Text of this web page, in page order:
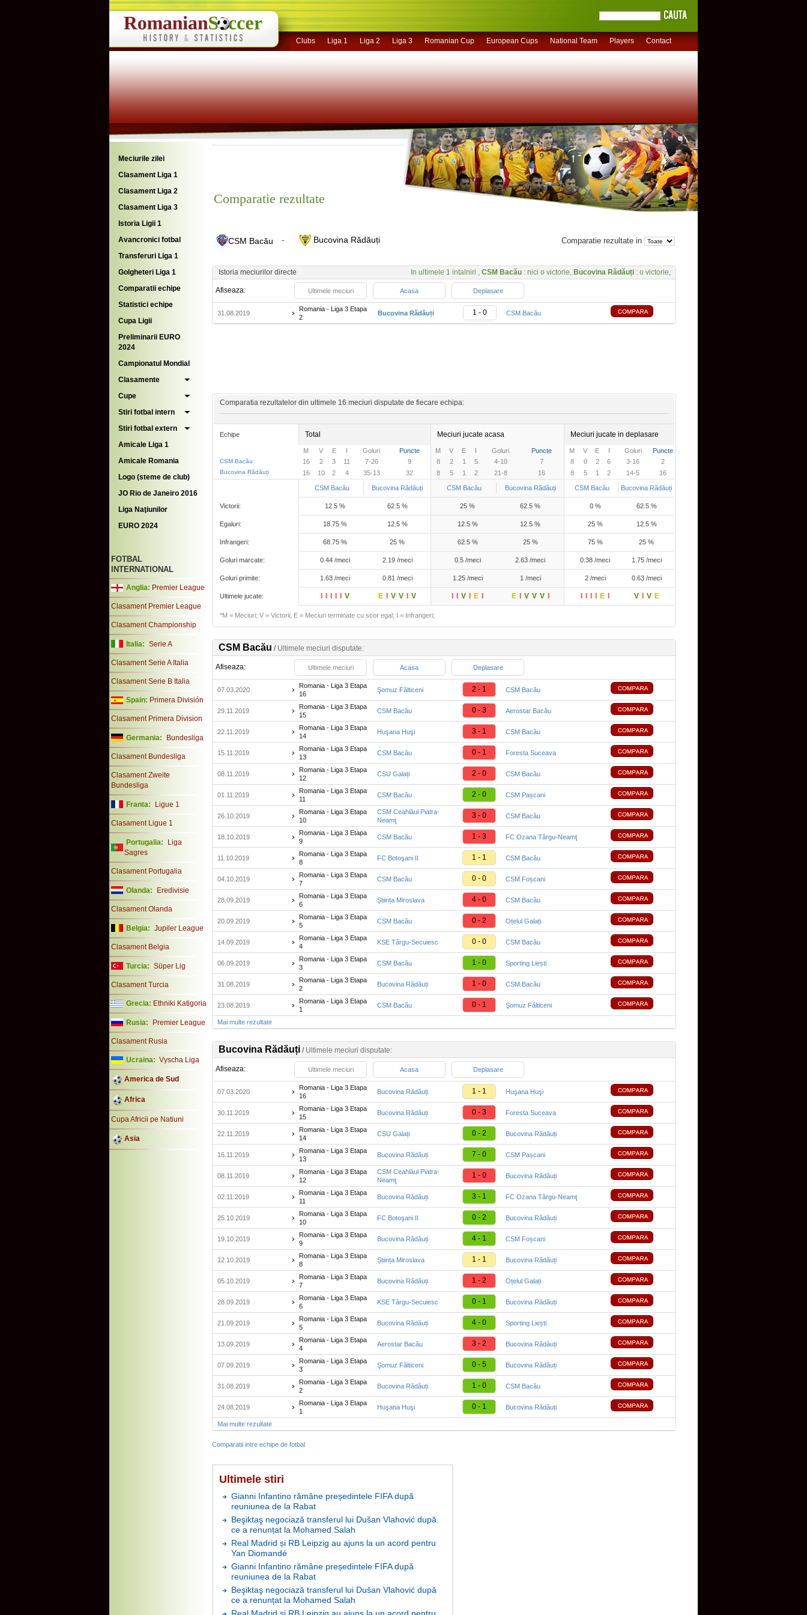
Clubs Liga 1 Liga 2 Liga 3 Romanian Cup European Cups National Team Players Contact
Meciurile zilei
Clasament Liga 1
Clasament Liga 2
Clasament Liga 3
Istoria Ligii 1
Avancronici fotbal
Transferuri Liga 1
Golgheteri Liga 1
Comparatii echipe
Statistici echipe
Cupa Ligii
Preliminarii EURO
2024
Campionatul Mondial
Clasamente
Cupe
Stiri fotbal intern
Stiri fotbal extern
Amicale Liga 1
Amicale Romania
Logo (steme de club)
JO Rio de Janeiro 2016
Liga Naţiunilor
EURO 2024
FOTBAL
INTERNATIONAL
Anglia: Premier League
Clasament Premier League
Clasament Championship
Italia: Serie A
Clasament Serie A Italia
Clasament Serie B Italia
Spain: Primera División
Clasament Primera Division
Germania: Bundesliga
Clasament Bundesliga
Clasament Zweite
Bundesliga
Franta: Ligue 1
Clasament Ligue 1
Portugalia:
Liga
Sagres
Clasament Portugalia
Olanda: Eredivisie
Clasament Olanda
Belgia: Jupiler League
Clasament Belgia
Turcia: Süper Lig
Clasament Turcia
Grecia: Ethniki Katigoria
Rusia: Premier League
Clasament Rusia
Ucraina: Vyscha Liga
America de Sud
Africa
Cupa Africii pe Natiuni
Asia
Comparatie rezultate
CSM Bacău - Bucovina Rădăuți Comparatie rezultate in
Istoria meciurilor directe In ultimele 1 intalniri , CSM Bacău : nici o victorie, Bucovina Rădăuți : o victorie,
Afiseaza: Ultimele meciuri Acasa Deplasare
31.08.2019
Romania - Liga 3 Etapa
2
Bucovina Rădăuți 1 - 0 CSM Bacău
Comparatia rezultatelor din ultimele 16 meciuri disputate de fiecare echipa:
Echipe Total Meciuri jucate acasa Meciuri jucate in deplasare
M V E I Goluri Puncte M V E I Goluri Puncte M V E I Goluri Puncte
CSM Bacău 16 2 3 11 7-26 9 8 2 1 5 4-10 7 8 0 2 6 3-16 2
Bucovina Rădăuți 16 10 2 4 35-13 32 8 5 1 2 21-8 16 8 5 1 2 14-5 16
CSM Bacău Bucovina Rădăuți CSM Bacău Bucovina Rădăuți CSM Bacău Bucovina Rădăuți
Victorii: 12.5 % 62.5 % 25 % 62.5 % 0 % 62.5 %
Egaluri: 18.75 % 12.5 % 12.5 % 12.5 % 25 % 12.5 %
Infrangeri: 68.75 % 25 % 62.5 % 25 % 75 % 25 %
Goluri marcate: 0.44 /meci 2.19 /meci 0.5 /meci 2.63 /meci 0.38 /meci 1.75 /meci
Goluri primite: 1.63 /meci 0.81 /meci 1.25 /meci 1 /meci 2 /meci 0.63 /meci
Ultimele jucate: V E V V V V E E V V V E V V E
*M = Meciuri; V = Victorii; E = Meciuri terminate cu scor egal; I = Infrangeri;
CSM Bacău / Ultimele meciuri disputate:
Afiseaza: Ultimele meciuri Acasa Deplasare
07.03.2020
Romania - Liga 3 Etapa
16
Şomuz Fălticeni 2 - 1 CSM Bacău
29.11.2019
Romania - Liga 3 Etapa
15
CSM Bacău 0 - 3 Aerostar Bacău
22.11.2019
Romania - Liga 3 Etapa
14
Huşana Huşi 3 - 1 CSM Bacău
15.11.2019
Romania - Liga 3 Etapa
13
CSM Bacău 0 - 1 Foresta Suceava
08.11.2019
Romania - Liga 3 Etapa
12
CSU Galați 2 - 0 CSM Bacău
01.11.2019
Romania - Liga 3 Etapa
11
CSM Bacău 2 - 0 CSM Pașcani
26.10.2019
Romania - Liga 3 Etapa
10
CSM Ceahlăul Piatra-
Neamţ
3 - 0 CSM Bacău
18.10.2019
Romania - Liga 3 Etapa
9
CSM Bacău 1 - 3 FC Ozana Târgu-Neamţ
11.10.2019
Romania - Liga 3 Etapa
8
FC Botoşani II 1 - 1 CSM Bacău
04.10.2019
Romania - Liga 3 Etapa
7
CSM Bacău 0 - 0 CSM Foșcani
28.09.2019
Romania - Liga 3 Etapa
6
Știința Miroslava 4 - 0 CSM Bacău
20.09.2019
Romania - Liga 3 Etapa
5
CSM Bacău 0 - 2 Oțelul Galați
14.09.2019
Romania - Liga 3 Etapa
4
KSE Târgu-Secuiesc 0 - 0 CSM Bacău
06.09.2019
Romania - Liga 3 Etapa
3
CSM Bacău 1 - 0 Sporting Liești
31.08.2019
Romania - Liga 3 Etapa
2
Bucovina Rădăuți 1 - 0 CSM Bacău
23.08.2019
Romania - Liga 3 Etapa
1
CSM Bacău 0 - 1 Şomuz Fălticeni
Mai multe rezultate
Bucovina Rădăuți / Ultimele meciuri disputate:
Afiseaza: Ultimele meciuri Acasa Deplasare
07.03.2020
Romania - Liga 3 Etapa
16
Bucovina Rădăuți 1 - 1 Huşana Huşi
30.11.2019
Romania - Liga 3 Etapa
15
Bucovina Rădăuți 0 - 3 Foresta Suceava
22.11.2019
Romania - Liga 3 Etapa
14
CSU Galați 0 - 2 Bucovina Rădăuți
16.11.2019
Romania - Liga 3 Etapa
13
Bucovina Rădăuți 7 - 0 CSM Pașcani
08.11.2019
Romania - Liga 3 Etapa
12
CSM Ceahlăul Piatra-
Neamţ
1 - 0 Bucovina Rădăuți
02.11.2019
Romania - Liga 3 Etapa
11
Bucovina Rădăuți 3 - 1 FC Ozana Târgu-Neamţ
25.10.2019
Romania - Liga 3 Etapa
10
FC Botoşani II 0 - 2 Bucovina Rădăuți
19.10.2019
Romania - Liga 3 Etapa
9
Bucovina Rădăuți 4 - 1 CSM Foșcani
12.10.2019
Romania - Liga 3 Etapa
8
Știința Miroslava 1 - 1 Bucovina Rădăuți
05.10.2019
Romania - Liga 3 Etapa
7
Bucovina Rădăuți 1 - 2 Oțelul Galați
28.09.2019
Romania - Liga 3 Etapa
6
KSE Târgu-Secuiesc 0 - 1 Bucovina Rădăuți
21.09.2019
Romania - Liga 3 Etapa
5
Bucovina Rădăuți 4 - 0 Sporting Liești
13.09.2019
Romania - Liga 3 Etapa
4
Aerostar Bacău 3 - 2 Bucovina Rădăuți
07.09.2019
Romania - Liga 3 Etapa
3
Şomuz Fălticeni 0 - 5 Bucovina Rădăuți
31.08.2019
Romania - Liga 3 Etapa
2
Bucovina Rădăuți 1 - 0 CSM Bacău
24.08.2019
Romania - Liga 3 Etapa
1
Huşana Huşi 0 - 1 Bucovina Rădăuți
Mai multe rezultate
Comparatii intre echipe de fotbal
Ultimele stiri
Gianni Infantino rămâne președintele FIFA după
reuniunea de la Rabat
Beşiktaş negociază transferul lui Dušan Vlahović după
ce a renunțat la Mohamed Salah
Real Madrid și RB Leipzig au ajuns la un acord pentru
Yan Diomandé
Gianni Infantino rămâne președintele FIFA după
reuniunea de la Rabat
Beşiktaş negociază transferul lui Dušan Vlahović după
ce a renunțat la Mohamed Salah